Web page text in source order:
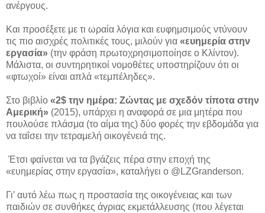
ανέργους.
Και προσέξετε με τι ωραία λόγια και ευφημσιμούς ντύνουν
τις πιο αισχρές πολιτικές τους, μιλούν για «ευημερία στην
εργασία» (την φράση πρωτοχρησιμοποίησε ο Κλίντον).
Μάλιστα, οι συντηρητικοί νομοθέτες υποστηρίζουν ότι οι
«φτωχοί» είναι απλά «τεμπέληδες».
Στο βιβλίο «2$ την ημέρα: Ζώντας με σχεδόν τίποτα στην
Αμερική» (2015), υπάρχει η αναφορά σε μια μητέρα που
πουλούσε πλάσμα (το αίμα της) δύο φορές την εβδομάδα για
να ταΐσει την τετραμελή οικογένειά της.
Έτσι φαίνεται να τα βγάζεις πέρα ​​στην εποχή της
«ευημερίας στην εργασία», καταλήγει ο @LZGranderson.
Γι’ αυτό λέω πως η προστασία της οικογένειας και των
παιδιών σε συνθήκες άγριας εκμετάλλευσης (που λέγεται